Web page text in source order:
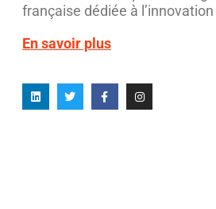
française dédiée à l’innovation
En savoir plus